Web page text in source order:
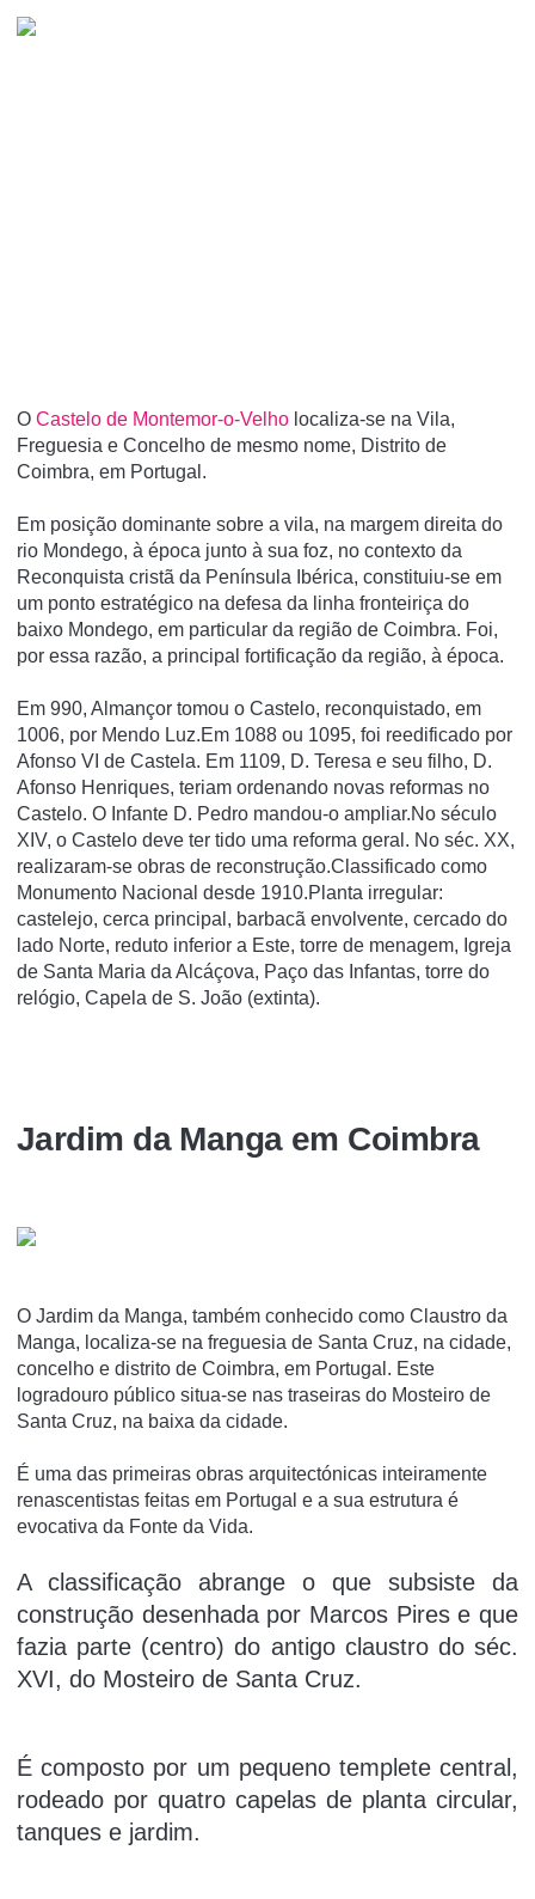
O Castelo de Montemor-o-Velho localiza-se na Vila,
Freguesia e Concelho de mesmo nome, Distrito de
Coimbra, em Portugal.
Em posição dominante sobre a vila, na margem direita do
rio Mondego, à época junto à sua foz, no contexto da
Reconquista cristã da Pení­nsula Ibérica, constituiu-se em
um ponto estratégico na defesa da linha fronteiriça do
baixo Mondego, em particular da região de Coimbra. Foi,
por essa razão, a principal fortificação da região, à época.
Em 990, Almançor tomou o Castelo, reconquistado, em
1006, por Mendo Luz.Em 1088 ou 1095, foi reedificado por
Afonso VI de Castela. Em 1109, D. Teresa e seu filho, D.
Afonso Henriques, teriam ordenando novas reformas no
Castelo. O Infante D. Pedro mandou-o ampliar.No século
XIV, o Castelo deve ter tido uma reforma geral. No séc. XX,
realizaram-se obras de reconstrução.Classificado como
Monumento Nacional desde 1910.Planta irregular:
castelejo, cerca principal, barbacã envolvente, cercado do
lado Norte, reduto inferior a Este, torre de menagem, Igreja
de Santa Maria da Alcáçova, Paço das Infantas, torre do
relógio, Capela de S. João (extinta).
Jardim da Manga em Coimbra
O Jardim da Manga, também conhecido como Claustro da
Manga, localiza-se na freguesia de Santa Cruz, na cidade,
concelho e distrito de Coimbra, em Portugal. Este
logradouro público situa-se nas traseiras do Mosteiro de
Santa Cruz, na baixa da cidade.
É uma das primeiras obras arquitectónicas inteiramente
renascentistas feitas em Portugal e a sua estrutura é
evocativa da Fonte da Vida.
A classificação abrange o que subsiste da
construção desenhada por Marcos Pires e que
fazia parte (centro) do antigo claustro do séc.
XVI, do Mosteiro de Santa Cruz.
É composto por um pequeno templete central,
rodeado por quatro capelas de planta circular,
tanques e jardim.